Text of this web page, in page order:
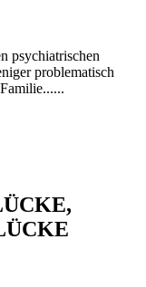
psychiatrischen
problematisch